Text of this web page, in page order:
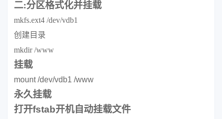
二:分区格式化并挂载
mkfs.ext4 /dev/vdb1
创建目录
mkdir /www
挂载
mount /dev/vdb1 /www
永久挂载
打开fstab开机自动挂载文件